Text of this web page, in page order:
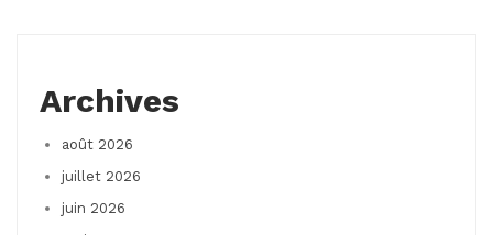
Archives
août 2026
juillet 2026
juin 2026